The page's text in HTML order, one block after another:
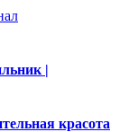
|
красота